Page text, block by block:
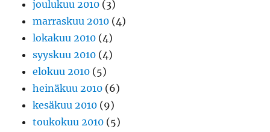
joulukuu 2010 (3)
marraskuu 2010 (4)
lokakuu 2010 (4)
syyskuu 2010 (4)
elokuu 2010 (5)
heinäkuu 2010 (6)
kesäkuu 2010 (9)
toukokuu 2010 (5)